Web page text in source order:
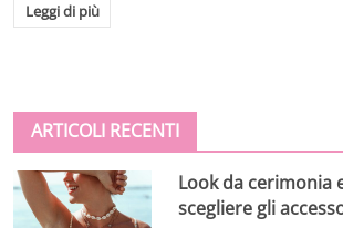
Leggi di più
ARTICOLI RECENTI
Look da cerimonia
scegliere gli